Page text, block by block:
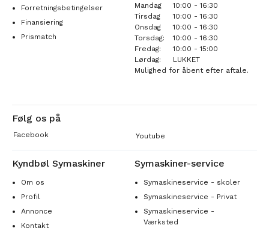
Forretningsbetingelser
Finansiering
Prismatch
Mandag
10:00 - 16:30
Tirsdag
10:00 - 16:30
Onsdag
10:00 - 16:30
Torsdag:
10:00 - 16:30
Fredag:
10:00 - 15:00
Lørdag:
LUKKET
Mulighed for åbent efter aftale.
Følg os på
Facebook Youtube
Kyndbøl Symaskiner
Om os
Profil
Annonce
Kontakt
Symaskiner-service
Symaskineservice - skoler
Symaskineservice - Privat
Symaskineservice -
Værksted